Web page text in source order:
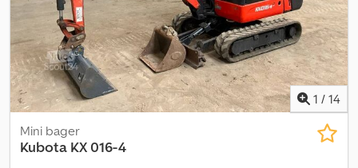
1 / 14
Mini bager
Kubota KX 016-4